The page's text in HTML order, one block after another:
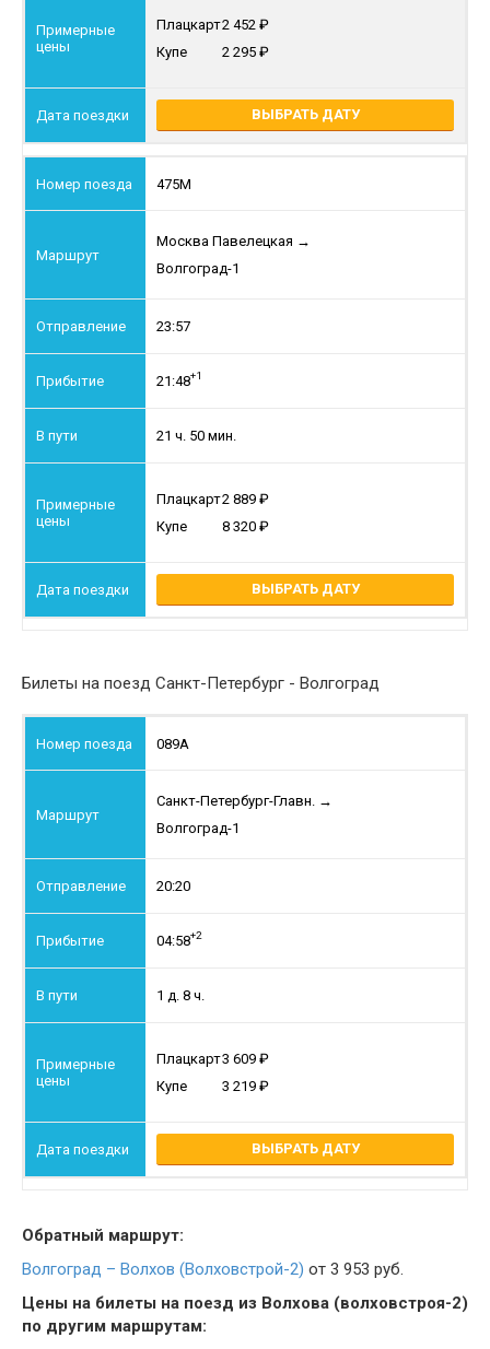
Плацкарт2 452
Купе
2 295
ВЫБРАТЬ ДАТУ
475М
Москва Павелецкая →
Волгоград-1
23:57
21:48+1
21 ч. 50 мин.
Плацкарт2 889
Купе
8 320
ВЫБРАТЬ ДАТУ
Билеты на поезд Санкт-Петербург - Волгоград
089А
Санкт-Петербург-Главн. →
Волгоград-1
20:20
04:58+2
1 д. 8 ч.
Плацкарт3 609
Купе
3 219
ВЫБРАТЬ ДАТУ
Обратный маршрут:
Волгоград – Волхов (Волховстрой-2) от 3 953 руб.
Цены на билеты на поезд из Волхова (волховстроя-2)
по другим маршрутам: